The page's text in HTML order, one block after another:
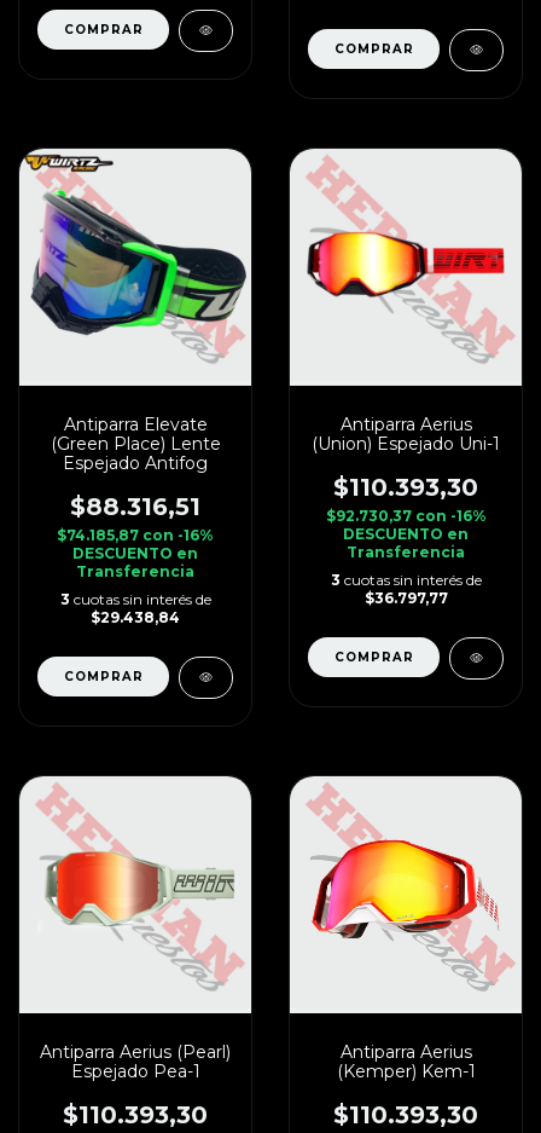
Antiparra Elevate
(Green Place) Lente
Espejado Antifog
$88.316,51
$74.185,87 con -16%
DESCUENTO en
Transferencia
3 cuotas sin interés de
$29.438,84
Antiparra Aerius
(Union) Espejado Uni-1
$110.393,30
$92.730,37 con -16%
DESCUENTO en
Transferencia
3 cuotas sin interés de
$36.797,77
Antiparra Aerius (Pearl)
Espejado Pea-1
$110.393,30
Antiparra Aerius
(Kemper) Kem-1
$110.393,30